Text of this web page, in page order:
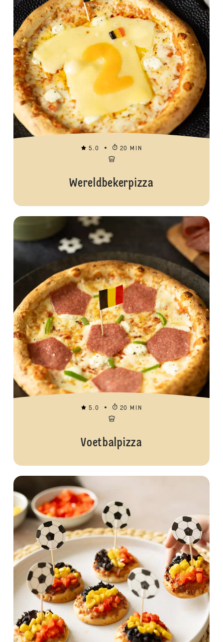
5.0 20 MIN
Wereldbekerpizza
5.0 20 MIN
Voetbalpizza